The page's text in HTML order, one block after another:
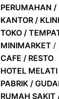
PERUMAHAN /
KANTOR /
TOKO /
MINIMARKET /
CAFE / RESTO
HOTEL MELATI
PABRIK /
RUMAH SAKIT